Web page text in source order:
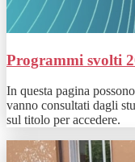
Programmi svolti
In questa pagina
vanno consultati dagli
sul titolo per accedere.